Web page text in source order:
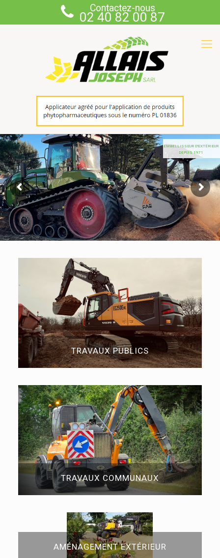
TRAVAUX PUBLICS
TRAVAUX COMMUNAUX
AMÉNAGEMENT EXTÉRIEUR
Contactez-nous
02 40 82 00 87